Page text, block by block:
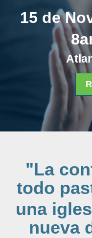
15 de
"La
todo
una
nueva